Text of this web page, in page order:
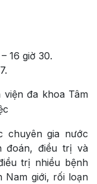
16 giờ 30.
đa khoa Tâm
chuyên gia nước
đoán, điều trị và
trị nhiều bệnh
Nam giới, rối loạn